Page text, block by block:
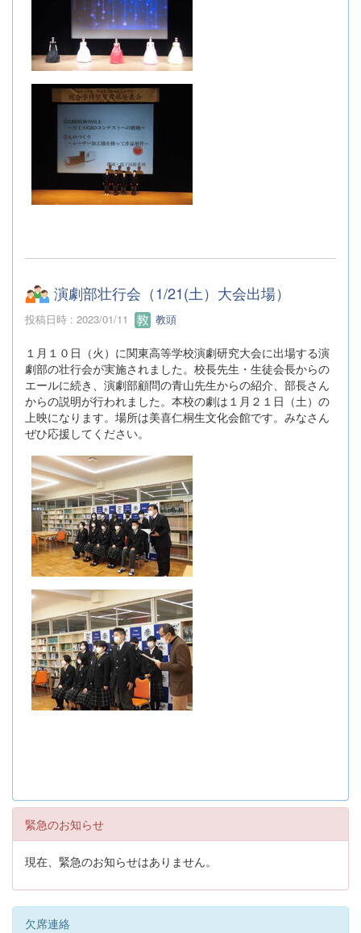
演劇部壮行会（1/21(土）大会出場）
投稿日時 : 2023/01/11 教頭
１月１０日（火）に関東高等学校演劇研究大会に出場する演
劇部の壮行会が実施されました。校長先生・生徒会長からの
エールに続き、演劇部顧問の青山先生からの紹介、部長さん
からの説明が行われました。本校の劇は１月２１日（土）の
上映になります。場所は美喜仁桐生文化会館です。みなさん
ぜひ応援してください。
緊急のお知らせ
現在、緊急のお知らせはありません。
欠席連絡